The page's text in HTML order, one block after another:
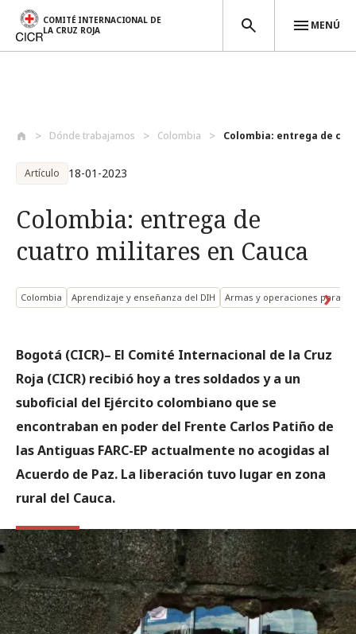
COMITÉ INTERNACIONAL DE
LA CRUZ ROJA
MENÚ
Dónde trabajamos Colombia Colombia: entrega de
Artículo 18-01-2023
Colombia: entrega de
cuatro militares en Cauca
Colombia Aprendizaje y enseñanza del DIH Armas y operaciones para
Bogotá (CICR)– El Comité Internacional de la Cruz
Roja (CICR) recibió hoy a tres soldados y a un
suboficial del Ejército colombiano que se
encontraban en poder del Frente Carlos Patiño de
las Antiguas FARC-EP actualmente no acogidas al
Acuerdo de Paz. La liberación tuvo lugar en zona
rural del Cauca.